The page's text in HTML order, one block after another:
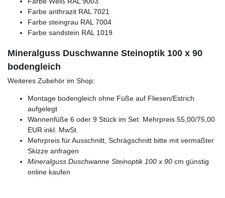
Farbe anthrazit RAL 7021
Farbe steingrau RAL 7004
Farbe sandstein RAL 1019
Mineralguss Duschwanne Steinoptik 100 x 90
bodengleich
Weiteres Zubehör im Shop:
Montage bodengleich ohne Füße auf Fliesen/Estrich
aufgelegt
Wannenfüße 6 oder 9 Stück im Set: Mehrpreis 55,00/75,00
EUR inkl. MwSt.
Mehrpreis für Ausschnitt, Schrägschnitt bitte mit vermaßter
Skizze anfragen
Mineralguss Duschwanne Steinoptik 100 x 90 cm günstig
online kaufen